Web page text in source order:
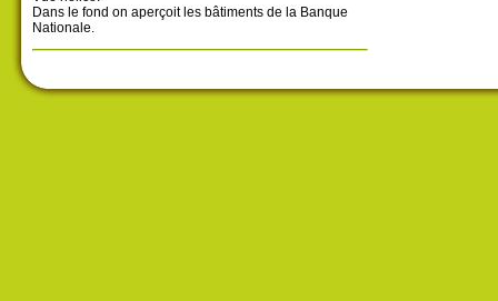
Dans le fond on aperçoit les bâtiments de la Banque
Nationale.